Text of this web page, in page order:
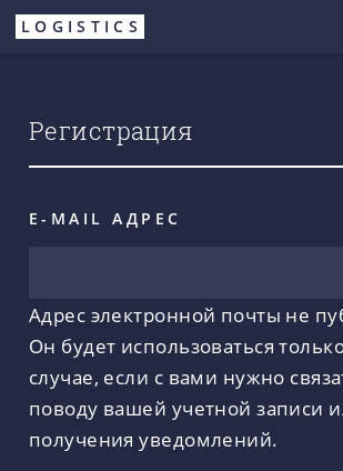
Перейти
LOGISTICS
Регистрация
E-MAIL АДРЕС
Адрес электронной почты не
Он будет использоваться
случае, если с вами нужно
поводу вашей учетной записи
получения уведомлений.